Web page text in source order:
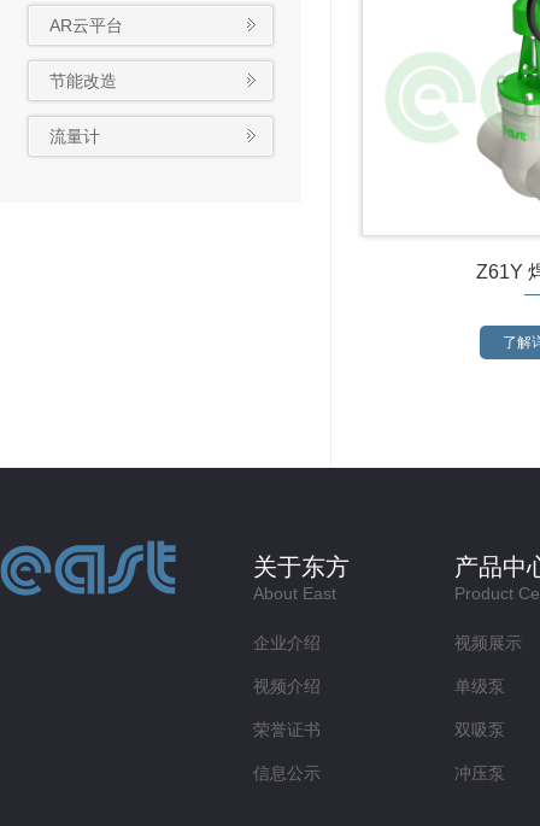
AR云平台
节能改造
流量计
Z61Y
了解
关于东方
About East
企业介绍
视频介绍
荣誉证书
信息公示
产品中
Product
视频展示
单级泵
双吸泵
冲压泵